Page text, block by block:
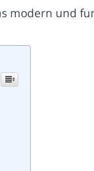
modern und